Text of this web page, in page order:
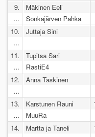
9.
…
Mäkinen Eeli
Sonkajärven Pahka
10.
…
Juttaja Sini
11.
…
Tupitsa Sari
RastiE4
12.
…
Anna Taskinen
13.
…
Karstunen Rauni
MuuRa
14.
Martta ja Taneli